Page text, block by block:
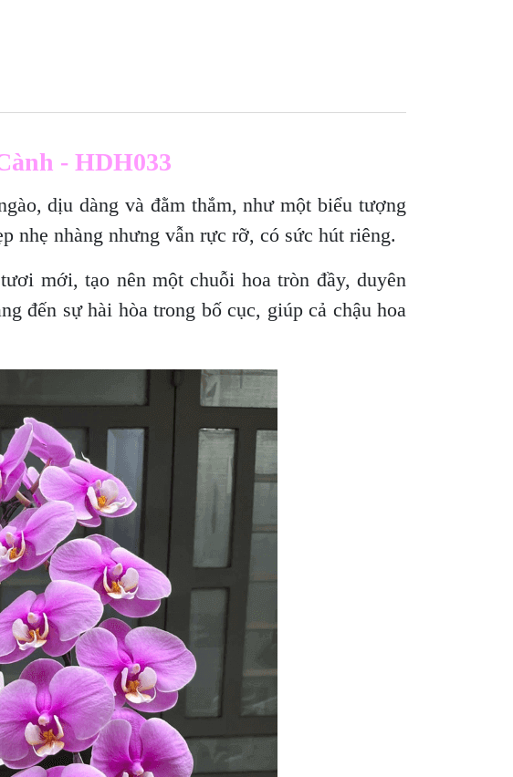
- HDH033
dịu dàng và đằm thắm, như một biểu tượng
nhẹ nhàng nhưng vẫn rực rỡ, có sức hút riêng.
mới, tạo nên một chuỗi hoa tròn đầy, duyên
đến sự hài hòa trong bố cục, giúp cả chậu hoa